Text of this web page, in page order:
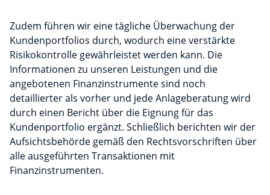
Zudem führen wir eine tägliche Überwachung der
Kundenportfolios durch, wodurch eine verstärkte
Risikokontrolle gewährleistet werden kann. Die
Informationen zu unseren Leistungen und die
angebotenen Finanzinstrumente sind noch
detaillierter als vorher und jede Anlageberatung wird
durch einen Bericht über die Eignung für das
Kundenportfolio ergänzt. Schließlich berichten wir der
Aufsichtsbehörde gemäß den Rechtsvorschriften über
alle ausgeführten Transaktionen mit
Finanzinstrumenten.